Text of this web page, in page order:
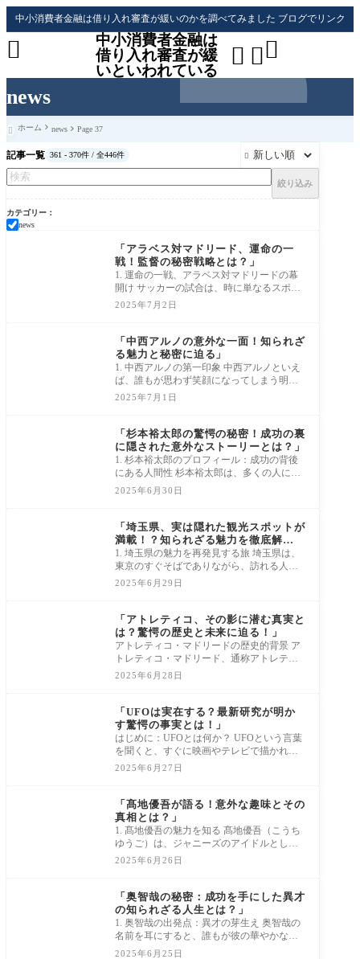
news
中小消費者金融は借り入れ審査が緩いのかを調べてみました ブログでリンク
中小消費者金融は
借り入れ審査が緩
いといわれている
 

 ホーム news Page 37
記事一覧 361 - 370件 / 全446件 
絞り込み
カテゴリー
news
「アラベス対マドリード、運命の一
戦！監督の秘密戦略とは？」
1. 運命の一戦、アラベス対マドリードの幕
開け サッカーの試合は、時に単なるスポー
ツ以上のものになります。それは、喜び、
2025年7月2日
「中西アルノの意外な一面！知られざ
る魅力と秘密に迫る」
1. 中西アルノの第一印象 中西アルノといえ
ば、誰もが思わず笑顔になってしまう明る
いキャラクターが印象的です。彼女の登場
2025年7月1日
「杉本裕太郎の驚愕の秘密！成功の裏
に隠された意外なストーリーとは？」
1. 杉本裕太郎のプロフィール：成功の背後
にある人間性 杉本裕太郎は、多くの人にと
って成功の象徴といえる存在です。彼の名
2025年6月30日
「埼玉県、実は隠れた観光スポットが
満載！？知られざる魅力を徹底解
剖！」
1. 埼玉県の魅力を再発見する旅 埼玉県は、
東京のすぐそばでありながら、訪れる人が
少ない隠れた魅力がたくさんあります。
「埼玉
2025年6月29日
「アトレティコ、その影に潜む真実と
は？驚愕の歴史と未来に迫る！」
アトレティコ・マドリードの歴史的背景 ア
トレティコ・マドリード、通称アトレティ
コは、1903年にマドリードで設立された歴
史ある
2025年6月28日
「UFOは実在する？最新研究が明か
す驚愕の事実とは！」
はじめに：UFOとは何か？ UFOという言葉
を聞くと、すぐに映画やテレビで描かれる
エイリアンの姿や神秘的な光の現象が思い
2025年6月27日
「髙地優吾が語る！意外な趣味とその
真相とは？」
1. 髙地優吾の魅力を知る 髙地優吾（こうち
ゆうご）は、ジャニーズのアイドルとして
だけでなく、タレントとしても多才な才能
2025年6月26日
「奥智哉の秘密：成功を手にした異才
の知られざる人生とは？」
1. 奥智哉の出発点：異才の芽生え 奥智哉の
名前を耳にすると、誰もが彼の華やかな成
功や創造力を思い浮かべることでしょう。
2025年6月25日